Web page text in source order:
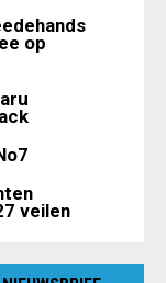
op
veilen